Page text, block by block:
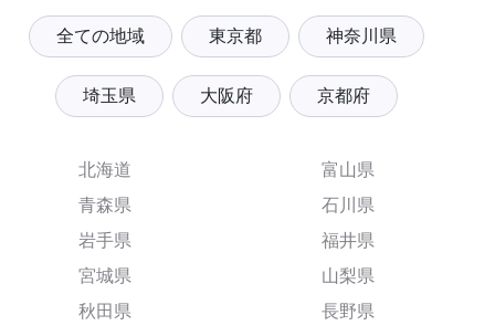
全ての地域 東京都 神奈川県
埼玉県 大阪府 京都府
北海道
青森県
岩手県
宮城県
秋田県
富山県
石川県
福井県
山梨県
長野県